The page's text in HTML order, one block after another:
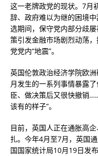
这一老牌政党的现状。7月
辞、政府难以为继的困境
选期间，保守党内部分歧
策引发金融市场剧烈动荡
党党内“地震”。
英国伦敦政治经济学院欧
月发生的一系列事情暴露
臣、做决策后又很快撤销
该有的样子”。
目前，英国人正在通胀高
扎。今年4月至7月，英国
国国家统计局10月19日发